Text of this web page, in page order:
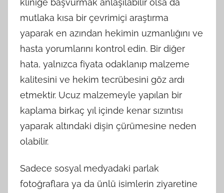
kliniğe başvurmak anlaşılabilir olsa da
mutlaka kısa bir çevrimiçi araştırma
yaparak en azından hekimin uzmanlığını ve
hasta yorumlarını kontrol edin. Bir diğer
hata, yalnızca fiyata odaklanıp malzeme
kalitesini ve hekim tecrübesini göz ardı
etmektir. Ucuz malzemeyle yapılan bir
kaplama birkaç yıl içinde kenar sızıntısı
yaparak altındaki dişin çürümesine neden
olabilir.
Sadece sosyal medyadaki parlak
fotoğraflara ya da ünlü isimlerin ziyaretine